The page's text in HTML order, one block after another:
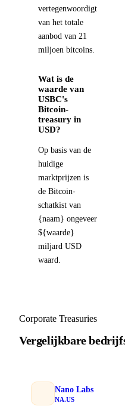
vertegenwoordigt
van het totale
aanbod van 21
miljoen bitcoins.
Wat is de
waarde van
USBC's
Bitcoin-
treasury in
USD?
Op basis van de
huidige
marktprijzen is
de Bitcoin-
schatkist van
{naam} ongeveer
${waarde}
miljard USD
waard.
Corporate Treasuries
Vergelijkbare
Nano Labs
NA.US